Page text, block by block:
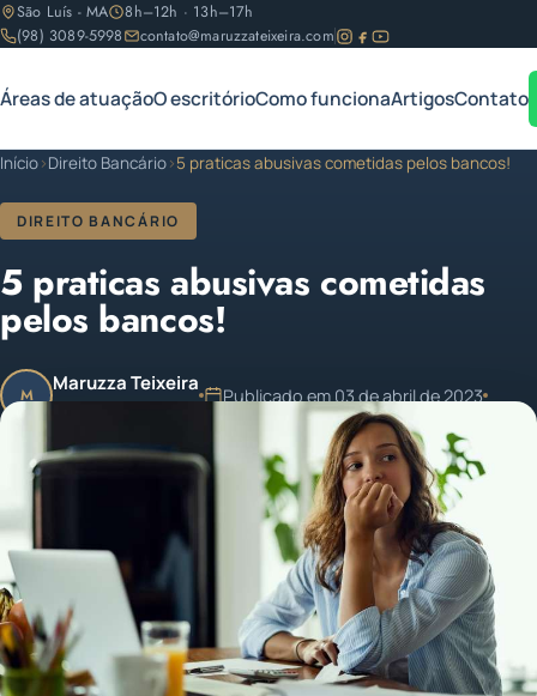
São Luís - MA
8h–12h · 13h–17h
(98) 3089-5998
contato@maruzzateixeira.com
Áreas de atuaçãoO escritórioComo funcionaArtigosContato
Início›Direito Bancário›5 praticas abusivas cometidas pelos bancos!
DIREITO BANCÁRIO
5 praticas abusivas cometidas
pelos bancos!
M Maruzza Teixeira
Publicado em 03 de abril de 2023